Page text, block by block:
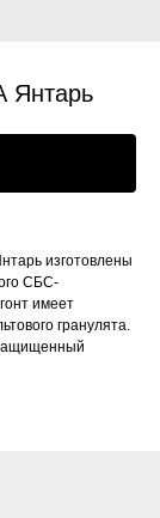
изготовлены
СБС-
имеет
гранулята.